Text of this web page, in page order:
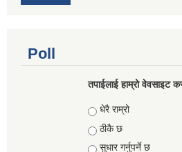
Poll
तपाईलाई हाम्रो वेवसाइट
Choices
धेरै राम्रो
ठीकै छ
सुधार गर्नुपर्ने छ